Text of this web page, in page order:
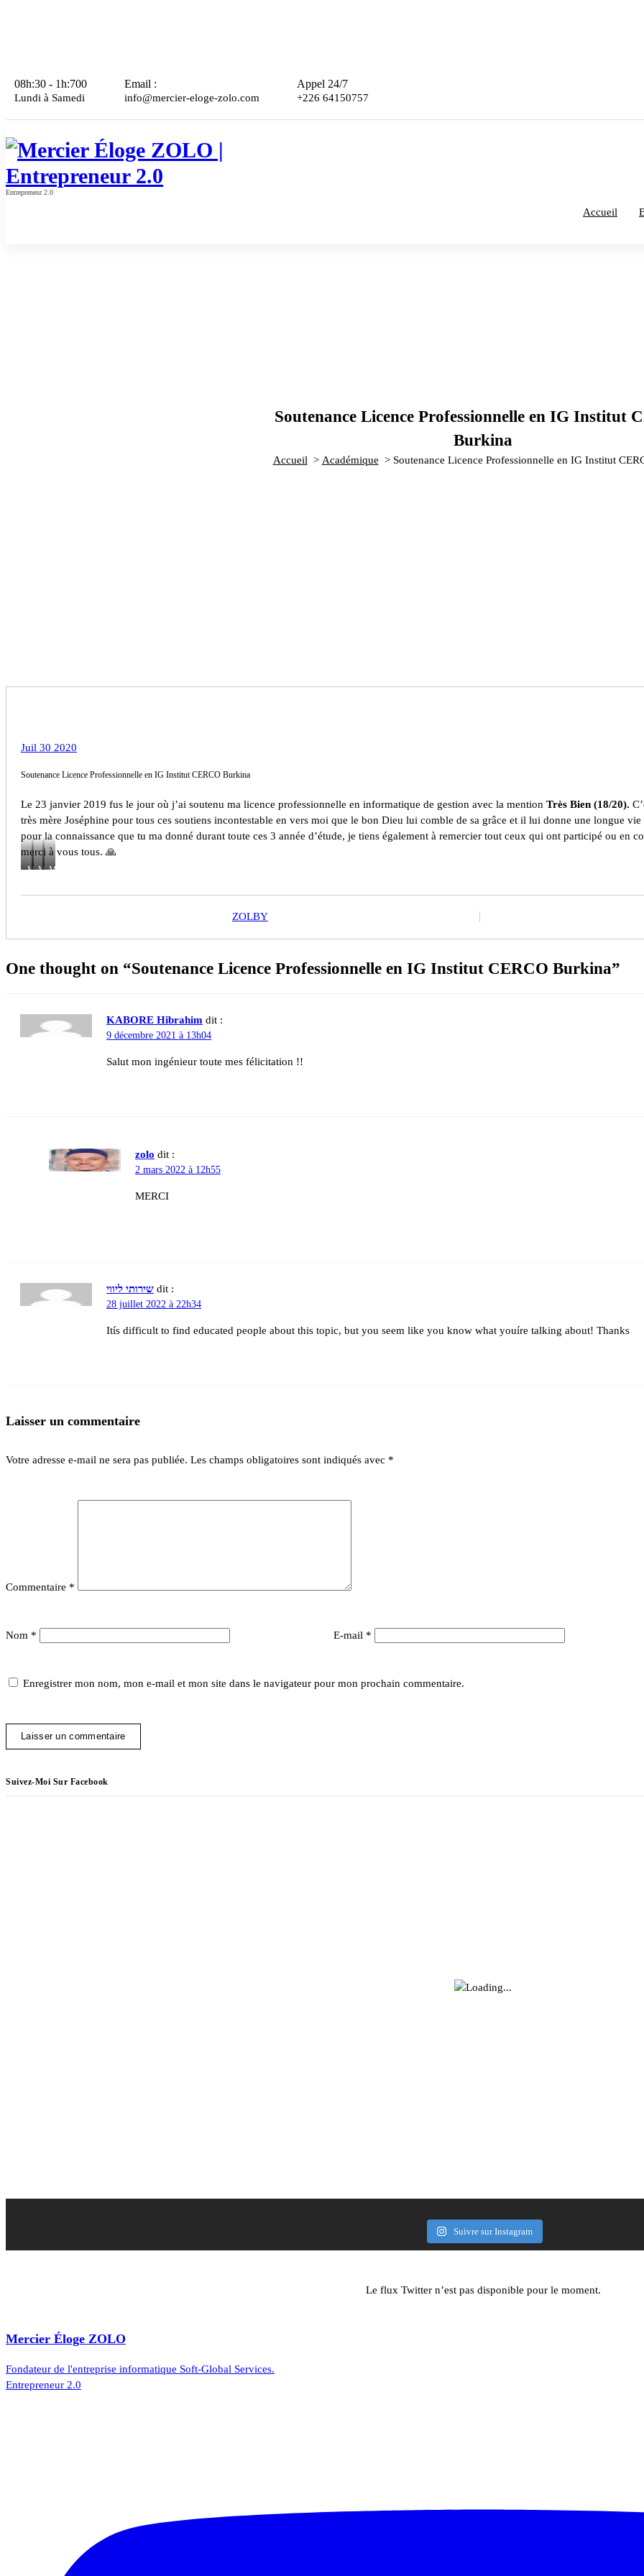
08h:30 - 1h:700
Lundi à Samedi
Email :
info@mercier-eloge-zolo.com
Appel 24/7
+226 64150757
Entrepreneur 2.0
Accueil
Soutenance Licence Professionnelle en IG Institut
Burkina
Accueil > Académique > Soutenance Licence Professionnelle en IG Institut
Académique
Juil 30 2020
Soutenance Licence Professionnelle en IG Institut CERCO Burkina
Le 23 janvier 2019 fus le jour où j’ai soutenu ma licence professionnelle en informatique de gestion avec la mention Très Bien (18/20).
très mère Joséphine pour tous ces soutiens incontestable en vers moi que le bon Dieu lui comble de sa grâce et il lui donne une longue
pour la connaissance que tu ma donné durant toute ces 3 année d’étude, je tiens également à remercier tout ceux qui ont participé ou
merci à vous tous. 🙏
MEZMEZMEZ
ZOLBY
One thought on “Soutenance Licence Professionnelle en IG Institut CERCO Burkina”
KABORE Hibrahim dit :
9 décembre 2021 à 13h04
Salut mon ingénieur toute mes félicitation !!
zolo dit :
2 mars 2022 à 12h55
MERCI
שירותי ליווי dit :
28 juillet 2022 à 22h34
Itís difficult to find educated people about this topic, but you seem like you know what youíre talking about! Thanks
Laisser un commentaire
Votre adresse e-mail ne sera pas publiée. Les champs obligatoires sont indiqués avec *
Commentaire *
Nom * E-mail *
Enregistrer mon nom, mon e-mail et mon site dans le navigateur pour mon prochain commentaire.
Suivez-Moi Sur Facebook
Suivre sur Instagram
Le flux Twitter n’est pas disponible pour le moment.
Mercier Éloge ZOLO
Fondateur de l'entreprise informatique Soft-Global Services.
Entrepreneur 2.0